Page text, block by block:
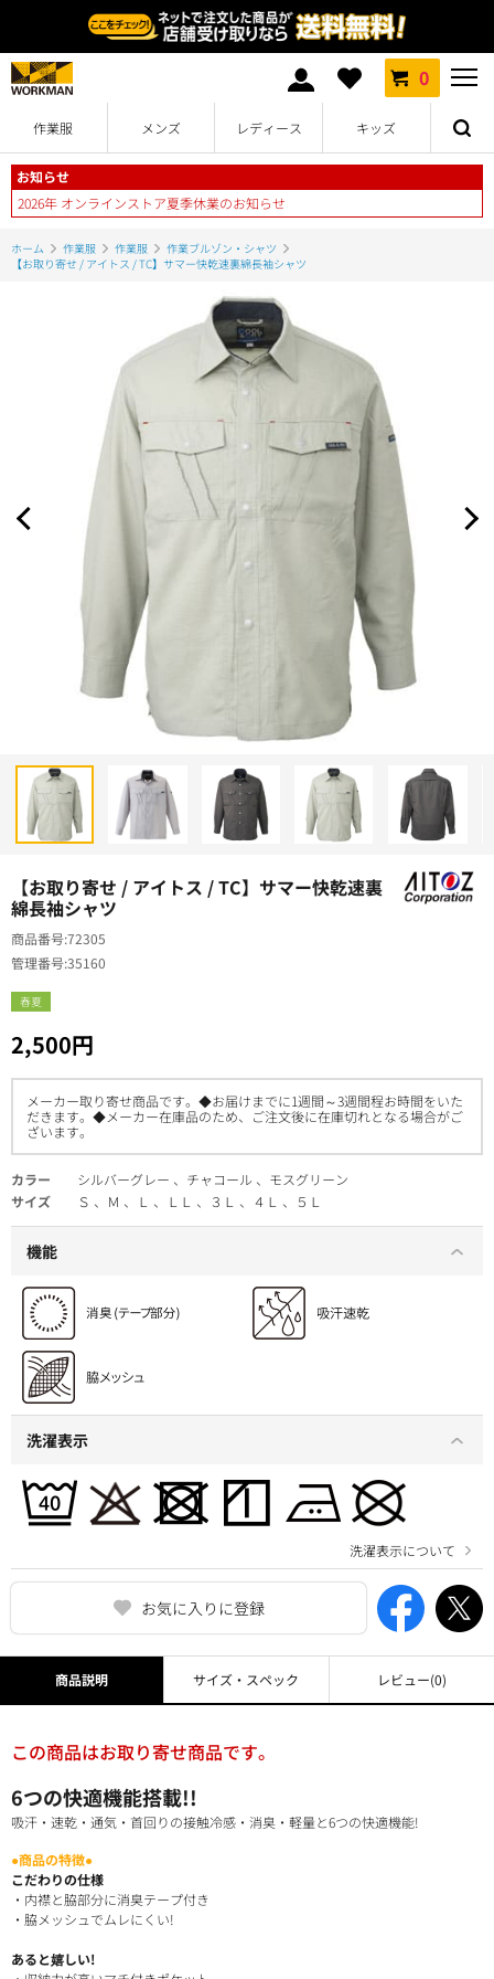
0
作業服 メンズ レディース キッズ
お知らせ
2026年 オンラインストア夏季休業のお知らせ
ホーム 作業服 作業服
作業ブルゾン・シャツ
【お取り寄せ / アイトス / TC】サマー快乾速裏綿長袖シャツ
【お取り寄せ / アイトス / TC】サマー快乾速裏
綿長袖シャツ
春夏
メーカー取り寄せ商品です。◆お届けまでに1週間～3週間程お時間をいた
だきます。◆メーカー在庫品のため、ご注文後に在庫切れとなる場合がご
ざいます。
2,500円
商品番号72305
管理番号35160
お気に入りに登録
カラー
シルバーグレー 、チャコール 、モスグリーン
サイズ
Ｓ 、Ｍ 、Ｌ 、ＬＬ 、３Ｌ 、４Ｌ 、５Ｌ
機能
洗濯表示
洗濯表示について
商品説明
この商品はお取り寄せ商品です。
6つの快適機能搭載!!
吸汗・速乾・通気・首回りの接触冷感・消臭・軽量と6つの快適機能!
●商品の特徴●
こだわりの仕様
・内襟と脇部分に消臭テープ付き
・脇メッシュでムレにくい!
あると嬉しい!
サイズ・スペック レビュー(0)